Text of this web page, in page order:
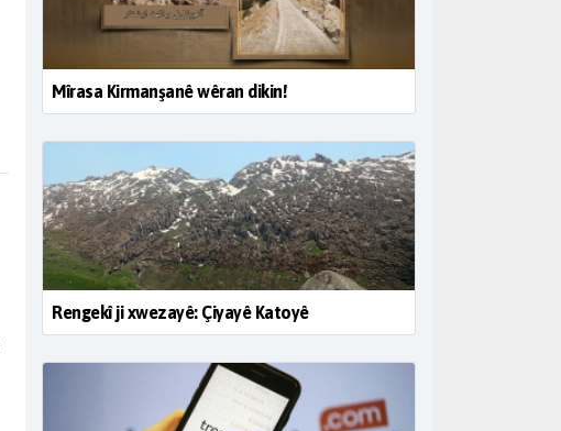
Mîrasa Kirmanşanê wêran dikin!
Rengekî ji xwezayê: Çiyayê Katoyê